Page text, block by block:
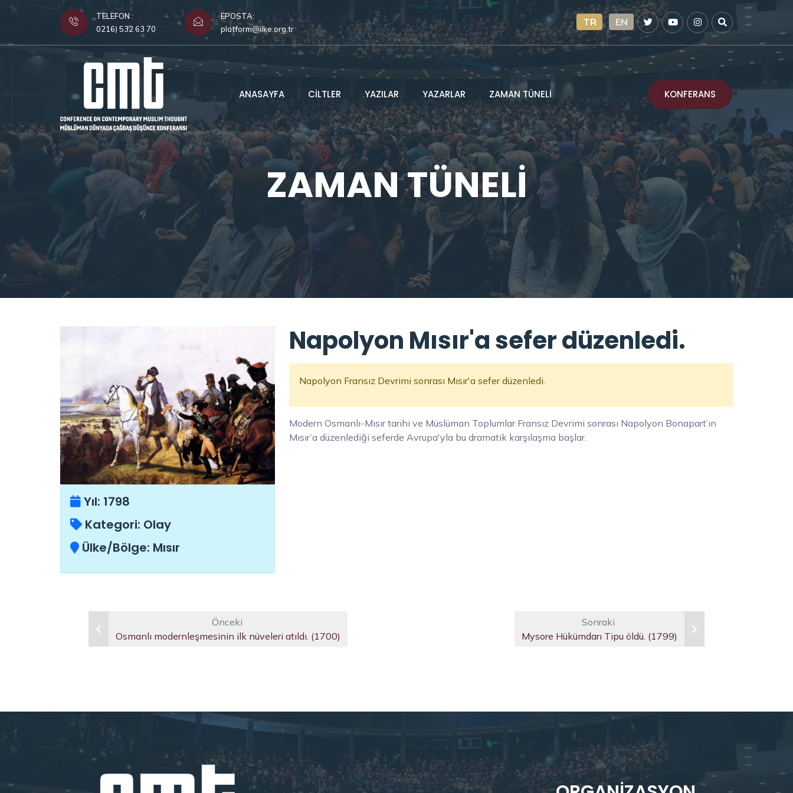
TELEFON :
0216) 532 63 70
EPOSTA:
platform@ilke.org.tr
TR EN
ANASAYFA CİLTLER YAZILAR YAZARLAR ZAMAN TÜNELİ KONFERANS
ZAMAN TÜNELİ
Yıl: 1798
Kategori: Olay
Ülke/Bölge: Mısır
Napolyon Mısır'a sefer düzenledi.
Napolyon Fransız Devrimi sonrası Mısır'a sefer düzenledi.
Modern Osmanlı-Mısır tarihi ve Müslüman Toplumlar Fransız Devrimi sonrası Napolyon Bonapart’ın
Mısır’a düzenlediği seferde Avrupa'yla bu dramatik karşılaşma başlar.
Önceki
Osmanlı modernleşmesinin ilk nüveleri atıldı. (1700)
Sonraki
Mysore Hükümdarı Tipu öldü. (1799)